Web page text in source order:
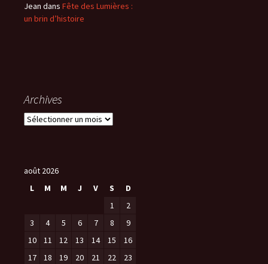
Jean dans Fête des Lumières :
un brin d’histoire
Archives
A
iaoût 2026
L
M M J V S
D
1
2
3
4 5 6 7 8
9
10
11 12 13 14 15
16
17
18 19 20 21 22 23